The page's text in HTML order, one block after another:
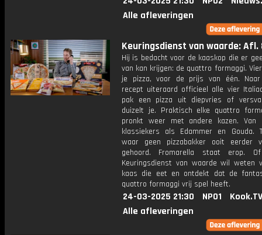
Alle afleveringen
Keuringsdienst van waarde: Afl.
Hij is bedacht voor de kaaskop die er
van kan krijgen: de quattro formaggi.
je pizza, voor de prijs van één.
recept uiteraard officieel alle vier
pak een pizza uit diepvries of
duizelt je. Praktisch elke quattro
pronkt weer met andere kazen. Van
klassiekers als Edammer en Gouda.
waar geen pizzabakker ooit eerder
gehoord. Fromarella staat erop.
Keuringsdienst van waarde wil weten
kaas die eet en ontdekt dat de
quattro formaggi vrij spel heeft.
24-03-2025 21:30 NPO1
Kook.TV
Alle afleveringen